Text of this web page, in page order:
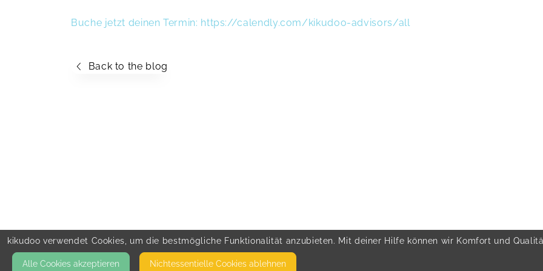
Buche jetzt deinen Termin: https://calendly.com/kikudoo-advisors/all
Back to the blog
kikudoo verwendet Cookies, um die bestmögliche Funktionalität anzubieten. Mit deiner Hilfe können wir Komfort und
Alle Cookies akzeptieren Nicht­essentielle Cookies ablehnen